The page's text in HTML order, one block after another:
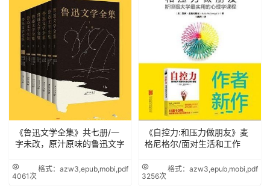
《鲁迅文学全集》共七册/一
字未改，原汁原味的鲁迅文字
4061次
格式：azw3,epub,mobi,pdf
《自控力:和压力做朋友》麦
格尼格尔/面对生活和工作
3256次
格式：azw3,epub,mobi,pdf